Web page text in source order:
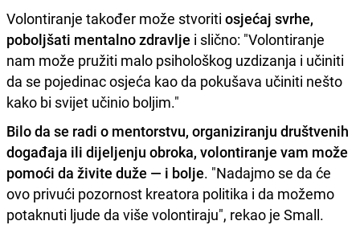
Volontiranje također može stvoriti osjećaj svrhe,
poboljšati mentalno zdravlje i slično: "Volontiranje
nam može pružiti malo psihološkog uzdizanja i učiniti
da se pojedinac osjeća kao da pokušava učiniti nešto
kako bi svijet učinio boljim."
Bilo da se radi o mentorstvu, organiziranju društvenih
događaja ili dijeljenju obroka, volontiranje vam može
pomoći da živite duže — i bolje. "Nadajmo se da će
ovo privući pozornost kreatora politika i da možemo
potaknuti ljude da više volontiraju", rekao je Small.